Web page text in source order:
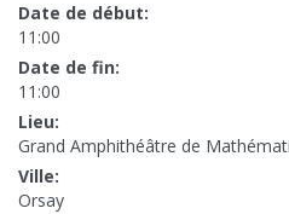
Date de début:
11:00
Date de fin:
11:00
Lieu:
Grand Amphithéâtre de
Ville:
Orsay